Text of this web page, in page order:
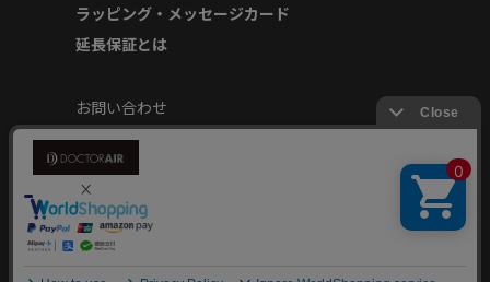
ラッピング・メッセージカード
延長保証とは
お問い合わせ
個人情報の取り扱いについて
特定商取引に基づく表記
商品延長保証規約
安心してご使用いただくために